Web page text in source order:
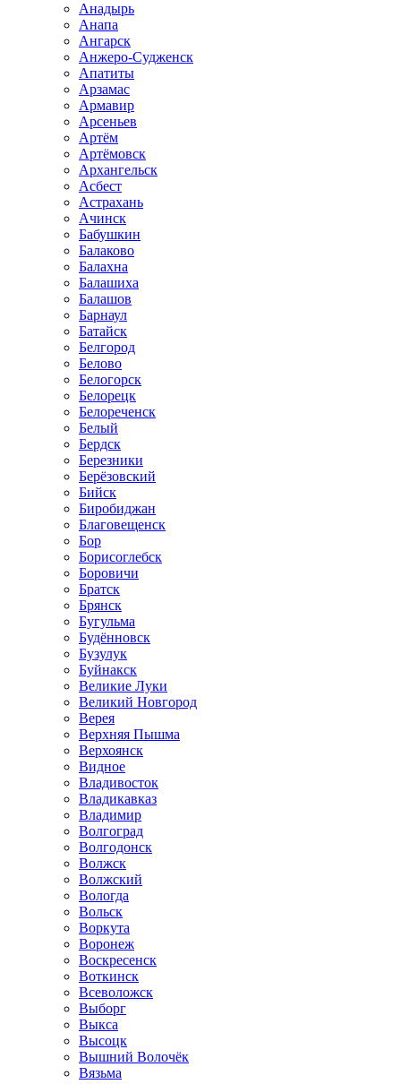
Анадырь
Анапа
Ангарск
Анжеро-Судженск
Апатиты
Арзамас
Армавир
Арсеньев
Артём
Артёмовск
Архангельск
Асбест
Астрахань
Ачинск
Бабушкин
Балаково
Балахна
Балашиха
Балашов
Барнаул
Батайск
Белгород
Белово
Белогорск
Белорецк
Белореченск
Белый
Бердск
Березники
Берёзовский
Бийск
Биробиджан
Благовещенск
Бор
Борисоглебск
Боровичи
Братск
Брянск
Бугульма
Будённовск
Бузулук
Буйнакск
Великие Луки
Великий Новгород
Верея
Верхняя Пышма
Верхоянск
Видное
Владивосток
Владикавказ
Владимир
Волгоград
Волгодонск
Волжск
Волжский
Вологда
Вольск
Воркута
Воронеж
Воскресенск
Воткинск
Всеволожск
Выборг
Выкса
Высоцк
Вышний Волочёк
Вязьма